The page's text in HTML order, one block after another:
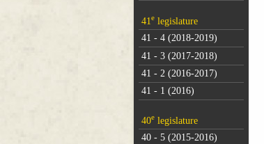
41elegislature
41 - 4 (2018-2019)
41 - 3 (2017-2018)
41 - 2 (2016-2017)
41 - 1 (2016)
40elegislature
40 - 5 (2015-2016)